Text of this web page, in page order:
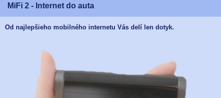
MiFi 2 - Internet do auta
Od najlepšieho mobilného internetu Vás delí len dotyk.